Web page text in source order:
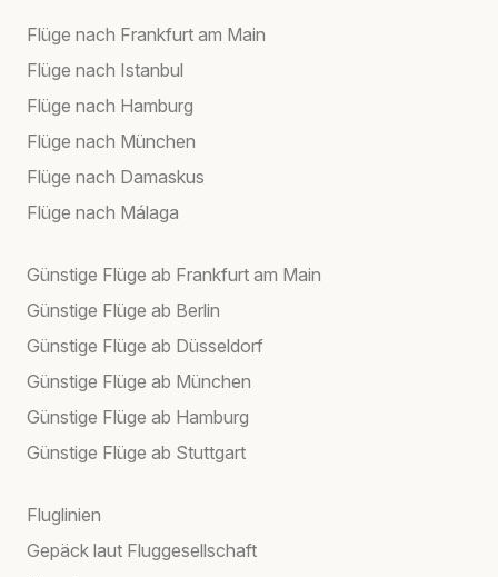
Flüge nach Frankfurt am Main
Flüge nach Istanbul
Flüge nach Hamburg
Flüge nach München
Flüge nach Damaskus
Flüge nach Málaga
Günstige Flüge ab Frankfurt am Main
Günstige Flüge ab Berlin
Günstige Flüge ab Düsseldorf
Günstige Flüge ab München
Günstige Flüge ab Hamburg
Günstige Flüge ab Stuttgart
Fluglinien
Gepäck laut Fluggesellschaft